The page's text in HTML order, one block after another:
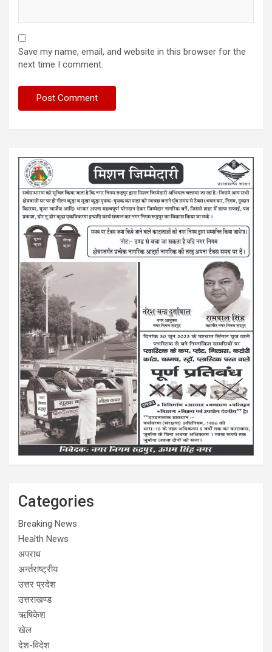
Save my name, email, and website in this browser for the
next time I comment.
Categories
Breaking News
Health News
अपराध
अर्न्तराष्ट्रीय
उत्तर प्रदेश
उत्तराखण्ड
ऋषिकेश
खेल
देश-विदेश